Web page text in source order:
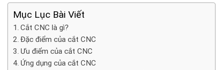
Mục Lục Bài Viết
Cắt CNC là gì?
Đặc điểm của cắt CNC
Ưu điểm của cắt CNC
Ứng dụng của cắt CNC